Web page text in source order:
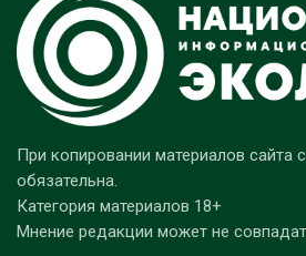
При копировании материалов сайта
обязательна.
Категория материалов 18+
Мнение редакции может не